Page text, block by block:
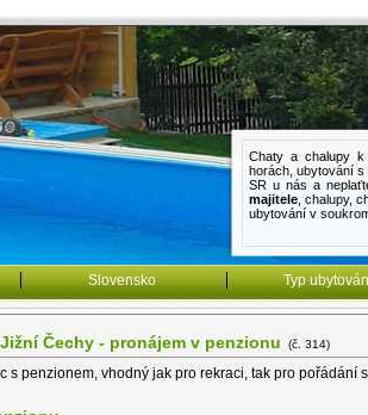
Chaty a chalupy k
horách, ubytování s
SR u nás a
majitele, chalupy,
ubytování v
Slovensko Typ
Čechy - pronájem v penzionu (č. 314)
s penzionem, vhodný jak pro rekraci, tak pro pořádání